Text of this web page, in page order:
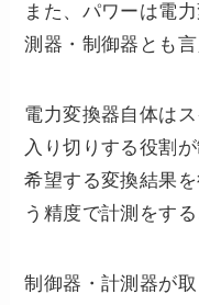
また、パワーは電
測器・制御器とも言
電力変換器自体は
入り切りする役割が
希望する変換結果
う精度で計測をす
制御器・計測器が